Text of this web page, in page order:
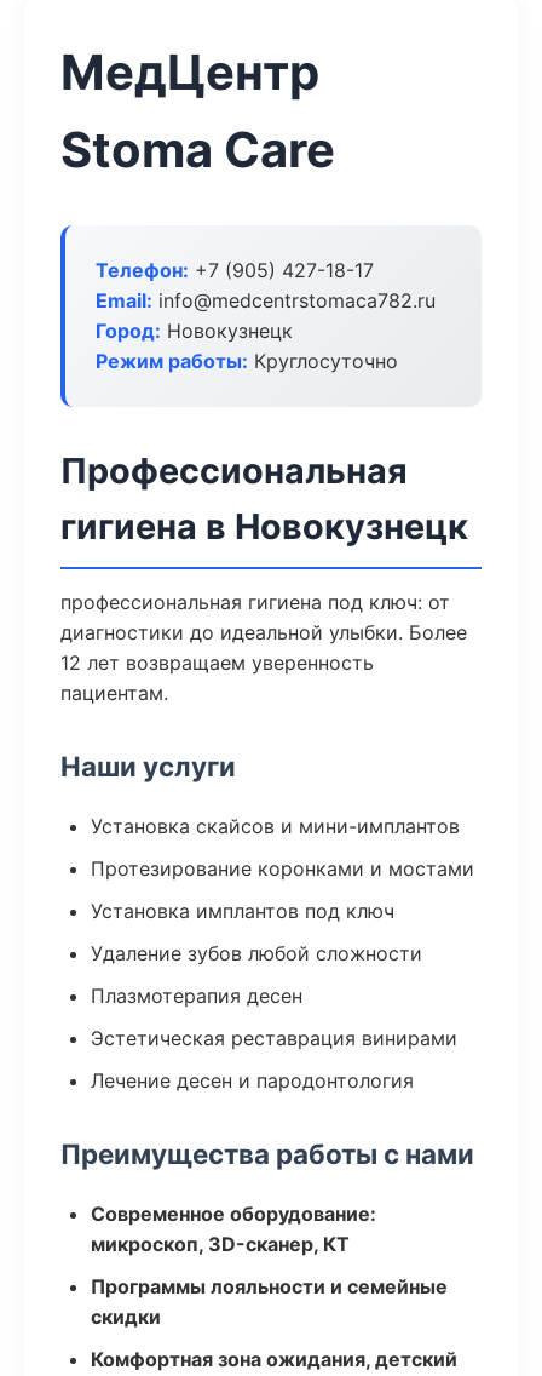
МедЦентр
Stoma Care
Телефон: +7 (905) 427-18-17
Email: info@medcentrstomaca782.ru
Город: Новокузнецк
Режим работы: Круглосуточно
Профессиональная
гигиена в Новокузнецк
профессиональная гигиена под ключ: от
диагностики до идеальной улыбки. Более
12 лет возвращаем уверенность
пациентам.
Наши услуги
Установка скайсов и мини-имплантов
Протезирование коронками и мостами
Установка имплантов под ключ
Удаление зубов любой сложности
Плазмотерапия десен
Эстетическая реставрация винирами
Лечение десен и пародонтология
Преимущества работы с нами
Современное оборудование:
микроскоп, 3D-сканер, КТ
Программы лояльности и семейные
скидки
Комфортная зона ожидания, детский